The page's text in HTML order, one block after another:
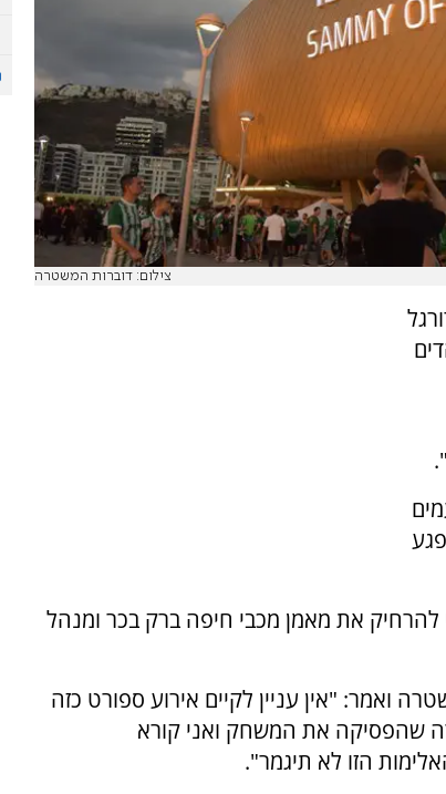
צילום: דוברות המשטרה
להרחיק את מאמן מכבי חיפה ברק בכר ומנהל
ואמר: "אין עניין לקיים אירוע ספורט כזה
שהפסיקה את המשחק ואני קורא
הזו לא תיגמר".